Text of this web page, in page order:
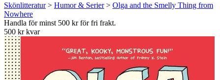
Skönlitteratur> Humor & Serier> Olga and the Smelly Thing from
Nowhere
Handla för minst 500 kr för fri frakt.
500 kr kvar